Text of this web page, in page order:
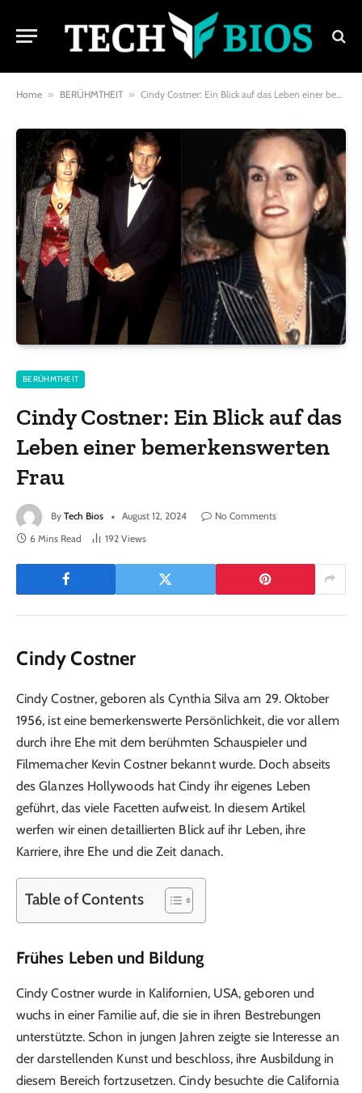
Home » BERÜHMTHEIT » Cindy Costner: Ein Blick auf das Leben einer bemerkenswerten Frau
BERÜHMTHEIT
Cindy Costner: Ein Blick auf das
Leben einer bemerkenswerten
Frau
By Tech Bios August 12, 2024
No Comments
6 Mins Read
192 Views
Cindy Costner
Cindy Costner, geboren als Cynthia Silva am 29. Oktober
1956, ist eine bemerkenswerte Persönlichkeit, die vor allem
durch ihre Ehe mit dem berühmten Schauspieler und
Filmemacher Kevin Costner bekannt wurde. Doch abseits
des Glanzes Hollywoods hat Cindy ihr eigenes Leben
geführt, das viele Facetten aufweist. In diesem Artikel
werfen wir einen detaillierten Blick auf ihr Leben, ihre
Karriere, ihre Ehe und die Zeit danach.
Table of Contents
Frühes Leben und Bildung
Cindy Costner wurde in Kalifornien, USA, geboren und
wuchs in einer Familie auf, die sie in ihren Bestrebungen
unterstützte. Schon in jungen Jahren zeigte sie Interesse an
der darstellenden Kunst und beschloss, ihre Ausbildung in
diesem Bereich fortzusetzen. Cindy besuchte die California